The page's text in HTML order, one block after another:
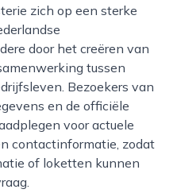
zich op een sterke
door het creëren van
tussen
Bezoekers van
en de officiële
voor actuele
contactinformatie, zodat
of loketten kunnen